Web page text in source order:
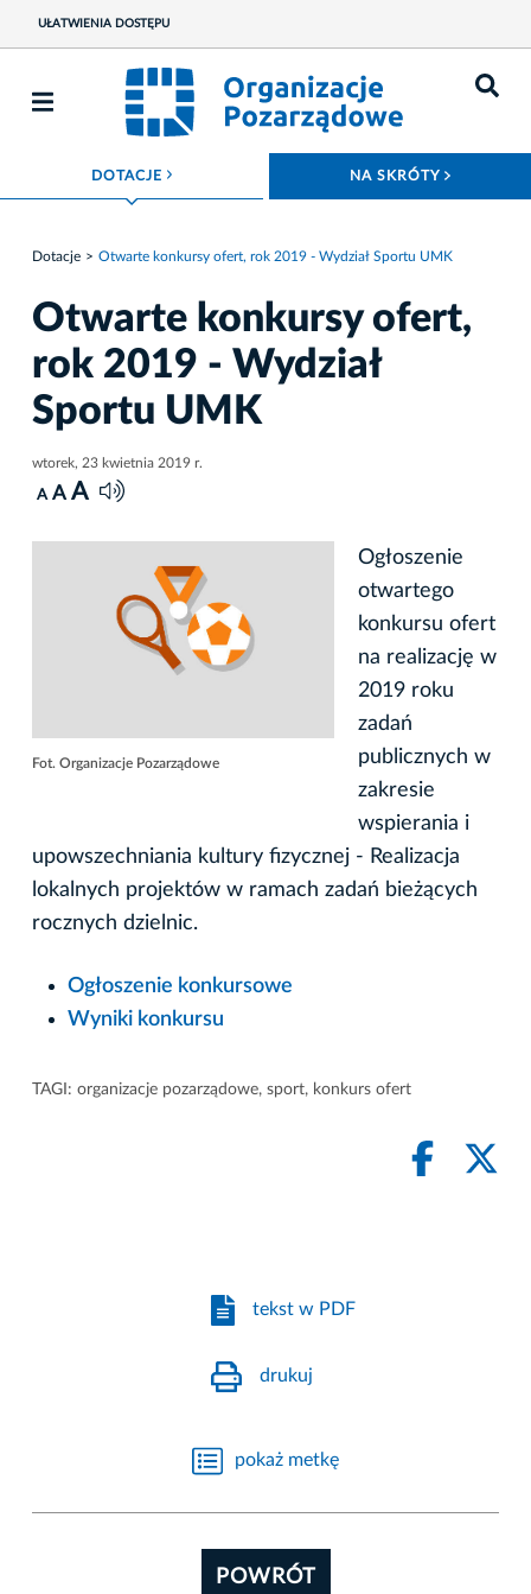
UŁATWIENIA DOSTĘPU
DOTACJE ROZWIŃ MENU NA SKRÓTY
Dotacje Otwarte konkursy ofert, rok 2019 - Wydział Sportu UMK
Otwarte konkursy ofert,
rok 2019 - Wydział
Sportu UMK
wtorek, 23 kwietnia 2019 r.
A A A
Fot. Organizacje Pozarządowe
Ogłoszenie
otwartego
konkursu ofert
na realizację w
2019 roku
zadań
publicznych w
zakresie
wspierania i
upowszechniania kultury fizycznej - Realizacja
lokalnych projektów w ramach zadań bieżących
rocznych dzielnic.
Ogłoszenie konkursowe
Wyniki konkursu
TAGI: organizacje pozarządowe, sport, konkurs ofert
tekst w PDF
drukuj
pokaż metkę
POWRÓT